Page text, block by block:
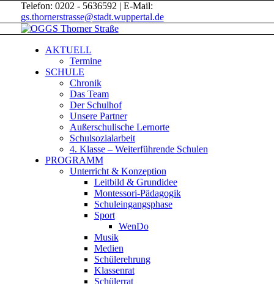
Telefon: 0202 - 5636592 | E-Mail:
gs.thornerstrasse@stadt.wuppertal.de
AKTUELL
Termine
SCHULE
Chronik
Das Team
Der Schulhof
Unsere Partner
Außerschulische Lernorte
Schulsozialarbeit
4. Klasse – Weiterführende Schulen
PROGRAMM
Unterricht & Konzeption
Leitbild & Grundidee
Montessori-Pädagogik
Schuleingangsphase
Sport
WenDo
Musik
Medien
Schülerehrung
Klassenrat
Schülerrat